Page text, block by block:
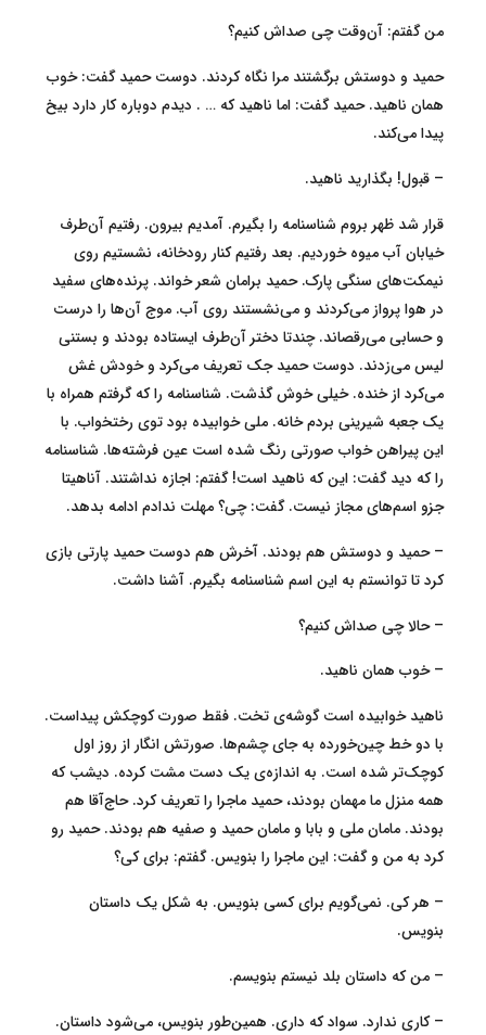
من گفتم: آن‌وقت چی صداش کنیم؟
حمید و دوستش برگشتند مرا نگاه کردند. دوست حمید گفت: خوب
همان ناهید. حمید گفت: اما ناهید که … . دیدم دوباره کار دارد بیخ
پیدا می‌کند.
– قبول! بگذارید ناهید.
قرار شد ظهر بروم شناسنامه را بگیرم. آمدیم بیرون. رفتیم آن‌طرف
خیابان آب میوه خوردیم. بعد رفتیم کنار رودخانه، نشستیم روی
نیمکت‌های سنگی پارک. حمید برامان شعر خواند. پرنده‌های سفید
در هوا پرواز می‌کردند و می‌نشستند روی آب. موج آن‌ها را درست
و حسابی می‌رقصاند. چندتا دختر آن‌طرف ایستاده بودند و بستنی
لیس می‌زدند. دوست حمید جک تعریف می‌کرد و خودش غش
می‌کرد از خنده. خیلی خوش گذشت. شناسنامه را که گرفتم همراه با
یک جعبه شیرینی بردم خانه. ملی خوابیده بود توی رختخواب. با
این پیراهن خواب صورتی رنگ شده است عین فرشته‌ها. شناسنامه
را که دید گفت: این که ناهید است! گفتم: اجازه نداشتند. آناهیتا
جزو اسم‌های مجاز نیست. گفت: چی؟ مهلت ندادم ادامه بدهد.
– حمید و دوستش هم بودند. آخرش هم دوست حمید پارتی بازی
کرد تا توانستم به این اسم شناسنامه بگیرم. آشنا داشت.
– حالا چی صداش کنیم؟
– خوب همان ناهید.
ناهید خوابیده است گوشه‌ی تخت. فقط صورت کوچکش پیداست.
با دو خط چین‌خورده به جای چشم‌ها. صورتش انگار از روز اول
کوچک‌تر شده است. به اندازه‌ی یک دست مشت کرده. دیشب که
همه منزل ما مهمان بودند، حمید ماجرا را تعریف کرد. حاج‌آقا هم
بودند. مامان ملی و بابا و مامان حمید و صفیه هم بودند. حمید رو
کرد به من و گفت: این ماجرا را بنویس. گفتم: برای کی؟
– هر کی. نمی‌گویم برای کسی بنویس. به شکل یک داستان
بنویس.
– من که داستان بلد نیستم بنویسم.
– کاری ندارد. سواد که داری. همین‌طور بنویس، می‌شود داستان.